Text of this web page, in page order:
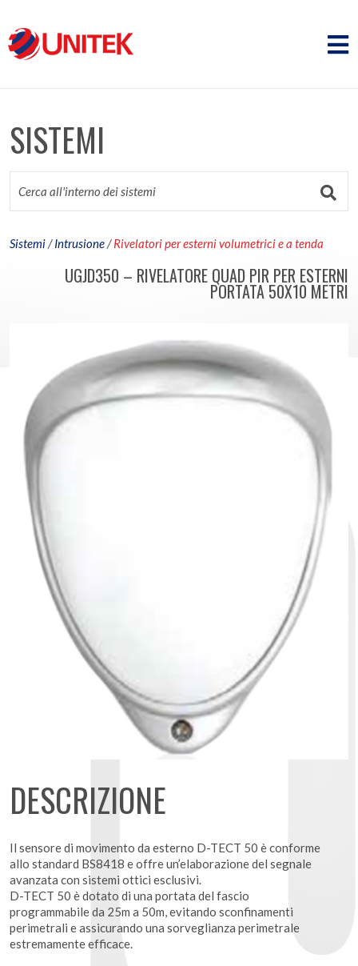
SISTEMI
Sistemi/Intrusione/Rivelatori per esterni volumetrici e a tenda
UGJD350 – RIVELATORE QUAD PIR PER ESTERNI
PORTATA 50X10 METRI
DESCRIZIONE
Il sensore di movimento da esterno D-TECT 50 è conforme
allo standard BS8418 e offre un’elaborazione del segnale
avanzata con sistemi ottici esclusivi.
D-TECT 50 è dotato di una portata del fascio
programmabile da 25m a 50m, evitando sconfinamenti
perimetrali e assicurando una sorveglianza perimetrale
estremamente efficace.